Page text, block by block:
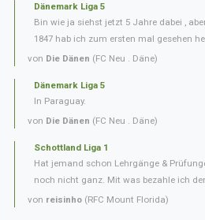
Dänemark Liga 5
Bin wie ja siehst jetzt 5 Jahre dabei ,
1847 hab ich zum ersten mal gesehen
von Die Dänen (FC Neu . Däne)
Dänemark Liga 5
In Paraguay.
von Die Dänen (FC Neu . Däne)
Schottland Liga 1
Hat jemand schon Lehrgänge &
noch nicht ganz. Mit was bezahle ich
von reisinho (RFC Mount Florida)